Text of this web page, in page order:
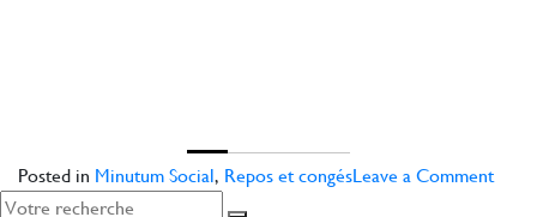
Posted in Minutum Social, Repos et congésLeave a Commenton